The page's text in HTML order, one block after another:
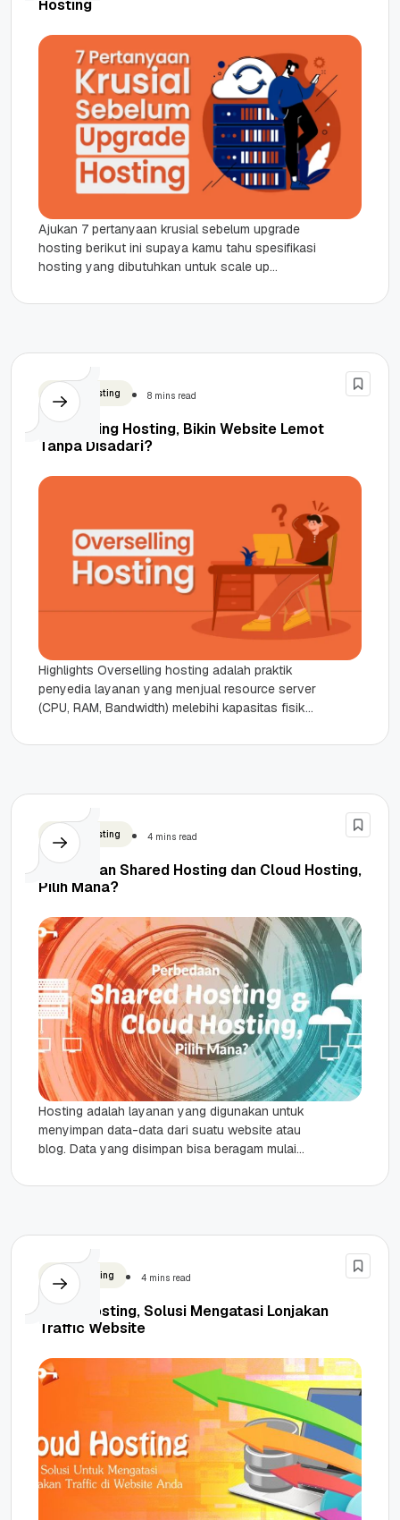
Hosting
Ajukan 7 pertanyaan krusial sebelum upgrade
hosting berikut ini supaya kamu tahu spesifikasi
hosting yang dibutuhkan untuk scale up
hosting...
Shared Hosting 8 mins read
Overselling Hosting, Bikin Website Lemot
Tanpa Disadari?
Highlights Overselling hosting adalah praktik
penyedia layanan yang menjual resource server
(CPU, RAM, Bandwidth) melebihi kapasitas fisik
overselling adalah performance...
Shared Hosting 4 mins read
Perbedaan Shared Hosting dan Cloud Hosting,
Pilih Mana?
Hosting adalah layanan yang digunakan untuk
menyimpan data-data dari suatu website atau
blog. Data yang disimpan bisa beragam mulai
Cloud Hosting 4 mins read
Cloud Hosting, Solusi Mengatasi Lonjakan
Traffic Website